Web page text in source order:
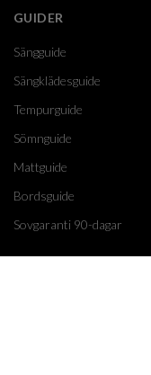
GUIDER
Sängguide
Sängklädesguide
Tempurguide
Sömnguide
Mattguide
Bordsguide
Sovgaranti 90-dagar